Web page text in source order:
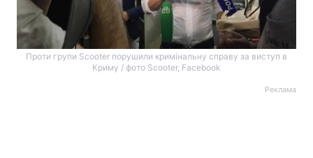
Проти групи Scooter порушили кримінальну справу за виступ в
Криму / фото Scooter, Facebook
Реклама